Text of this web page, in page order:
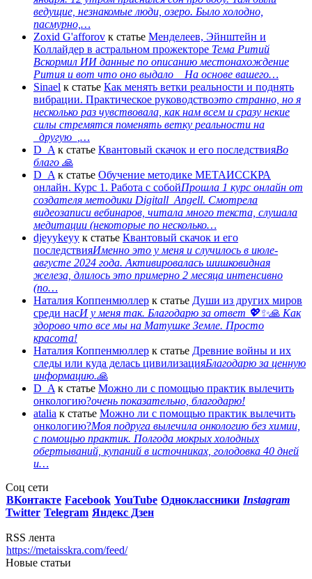
ведущие, незнакомые люди, озеро. Было холодно,
пасмурно,…
Zoxid G'afforov к статье Менделеев, Эйнштейн и
Коллайдер в астральном прожекторе Тема Ритий
Вскормил ИИ данные по описанию местонахождение
Рития и вот что оно выдало На основе вашего…
Sinael к статье Как менять ветки реальности и поднять
вибрации. Практическое руководствоэто странно, но я
несколько раз чувствовала, как нам всем и сразу некие
силы стремятся поменять ветку реальности на
_другую_,…
D_A к статье Квантовый скачок и его последствияВо
благо 🙏
D_A к статье Обучение методике МЕТАИССКРА
онлайн. Курс 1. Работа с собойПрошла 1 курс онлайн от
создателя методики Digitall_Angell. Смотрела
видеозаписи вебинаров, читала много текста, слушала
медитации (некоторые по несколько…
djeyykeyy к статье Квантовый скачок и его
последствияИменно это у меня и случилось в июле-
августе 2024 года. Активировалась шишковидная
железа, длилось это примерно 2 месяца интенсивно
(по…
Наталия Коппенмюллер к статье Души из других миров
среди насИ у меня так. Благодарю за ответ 💖✨️🙏 Как
здорово что все мы на Матушке Земле. Просто
красота!
Наталия Коппенмюллер к статье Древние войны и их
следы или куда делась цивилизацияБлагодарю за ценную
информацию.🙏
D_A к статье Можно ли с помощью практик вылечить
онкологию?очень показательно, благодарю!
atalia к статье Можно ли с помощью практик вылечить
онкологию?Моя подруга вылечила онкологию без химии,
с помощью практик. Полгода мокрых холодных
обертываний, купаний в источниках, голодовка 40 дней
и…
Соц сети
ВКонтакте Facebook YouTube Одноклассники Instagram
Twitter Telegram Яндекс Дзен
RSS лента
https://metaisskra.com/feed/
Новые статьи